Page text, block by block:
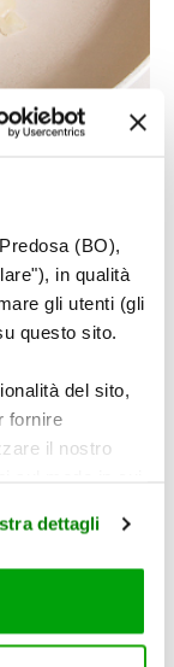
(BO),
in qualità
gli utenti (gli
questo sito.
del sito,
fornire
il nostro
i quali
che ha
dei loro
sulla “X” per
dettagli
di acqua e